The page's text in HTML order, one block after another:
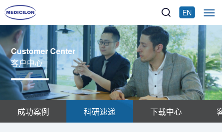
EN
Customer Center
客户中心
成功案例 科研速递 下载中心